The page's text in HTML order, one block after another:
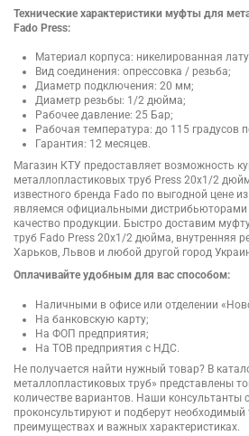
Технические характеристики муфты для
Fado Press:
Материал корпуса: никелированная
Вид соединения: опрессовка / резьба;
Диаметр подключения: 20 мм;
Диаметр резьбы: 1/2 дюйма;
Рабочее давление: 25 Бар;
Рабочая температура: до 115 градусов
Гарантия: 12 месяцев.
Магазин КТУ предоставляет возможность
металлопластиковых труб Press 20х1/2
известного бренда Fado по выгодной цене
являемся официальными дистрибьюторами
качество продукции. Быстро доставим
труб Fado Press 20х1/2 дюйма, внутренняя
Харьков, Львов и любой другой город
Оплачивайте удобным для вас способом:
Наличными в офисе или отделении
На банковскую карту;
На ФОП предприятия;
На ТОВ предприятия с НДС.
Не получается найти нужный товар? В
металлопластиковых труб» представлены
количестве вариантов. Наши консультанты
проконсультируют и подберут необходимый
преимуществах и важных характеристиках.